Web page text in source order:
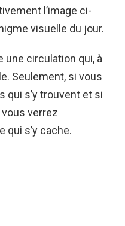
l’image ci-
visuelle du jour.
une circulation qui, à
Seulement, si vous
qui s’y trouvent et si
verrez
qui s’y cache.